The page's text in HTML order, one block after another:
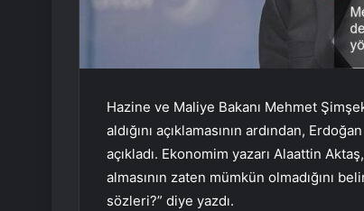
Hazine ve Maliye Bakanı Mehmet
aldığını açıklamasının ardından,
açıkladı. Ekonomim yazarı Alaattin
almasının zaten mümkün olmadığını
sözleri?” diye yazdı.